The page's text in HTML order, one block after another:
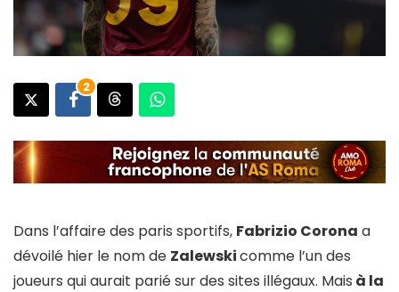
2
Dans l’affaire des paris sportifs, Fabrizio Corona a
dévoilé hier le nom de Zalewskicomme l’un des
joueurs qui aurait parié sur des sites illégaux. Mais à la